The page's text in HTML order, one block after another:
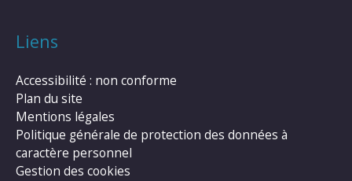
Liens
Accessibilité : non conforme
Plan du site
Mentions légales
Politique générale de protection des données à
caractère personnel
Gestion des cookies